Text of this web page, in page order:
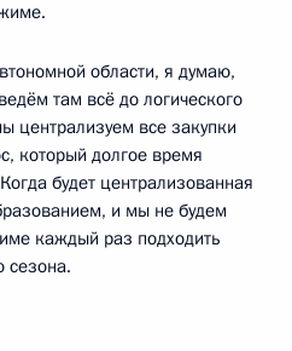
области, я думаю,
там всё до логического
централизуем все закупки
который долгое время
будет централизованная
и мы не будем
каждый раз подходить
сезона.